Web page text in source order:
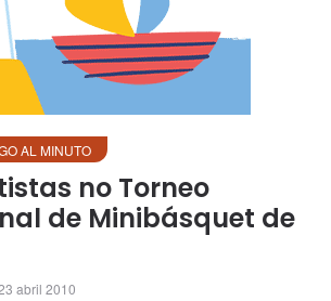
AL MINUTO
no Torneo
de Minibásquet de
abril 2010